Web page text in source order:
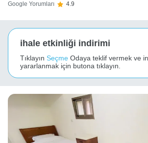
Google Yorumları 4.9
ihale etkinliği indirimi
Tıklayın Seçme Odaya teklif vermek ve
yararlanmak için butona tıklayın.